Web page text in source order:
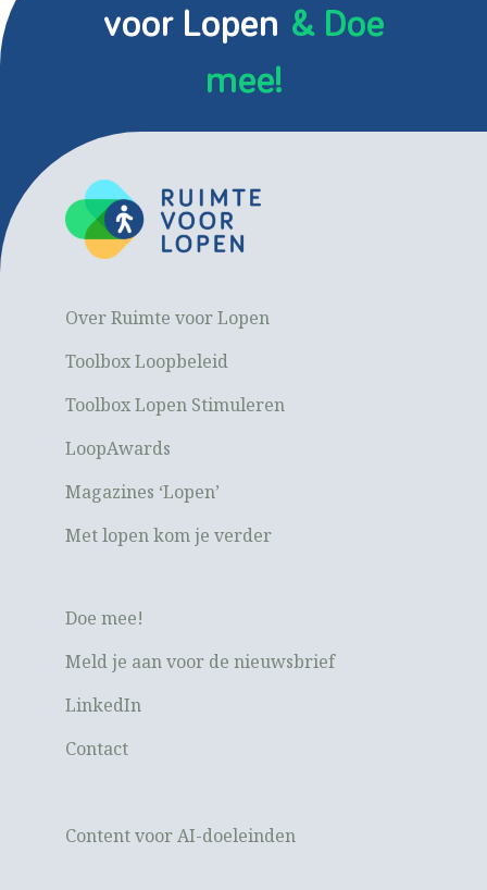
voor Lopen & Doe
mee!
Over Ruimte voor Lopen
Toolbox Loopbeleid
Toolbox Lopen Stimuleren
LoopAwards
Magazines ‘Lopen’
Met lopen kom je verder
Doe mee!
Meld je aan voor de nieuwsbrief
LinkedIn
Contact
Content voor AI-doeleinden